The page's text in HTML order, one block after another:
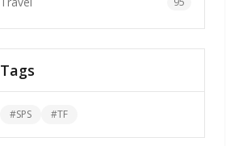
Tags
#SPS #TF